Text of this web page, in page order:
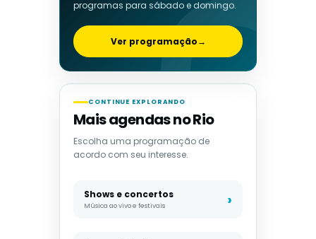
programas para sábado e domingo.
Ver programação→
CONTINUE EXPLORANDO
Mais agendas no Rio
Escolha uma programação de
acordo com seu interesse.
Shows e concertos
Música ao vivo e festivais